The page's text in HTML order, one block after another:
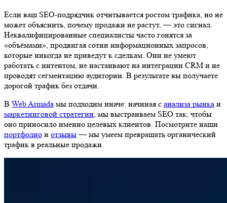
Если ваш SEO-подрядчик отчитывается ростом трафика, но не
может объяснить, почему продажи не растут, — это сигнал.
Неквалифицированные специалисты часто гонятся за
«объёмами», продвигая сотни информационных запросов,
которые никогда не приведут к сделкам. Они не умеют
работать с интентом, не настаивают на интеграции CRM и не
проводят сегментацию аудитории. В результате вы получаете
дорогой трафик без отдачи.
В Web Armada мы подходим иначе: начиная с анализа рынка и
маркетинговой стратегии, мы выстраиваем SEO так, чтобы
оно приносило именно целевых клиентов. Посмотрите наши
портфолио и отзывы— мы умеем превращать органический
трафик в реальные продажи.